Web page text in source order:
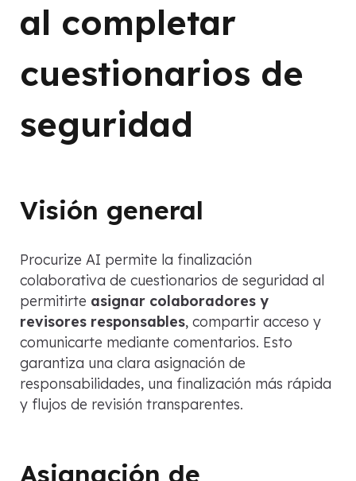
al completar
cuestionarios de
seguridad
Visión general
Procurize AI permite la finalización
colaborativa de cuestionarios de seguridad al
permitirte asignar colaboradores y
revisores responsables, compartir acceso y
comunicarte mediante comentarios. Esto
garantiza una clara asignación de
responsabilidades, una finalización más rápida
y flujos de revisión transparentes.
Asignación de